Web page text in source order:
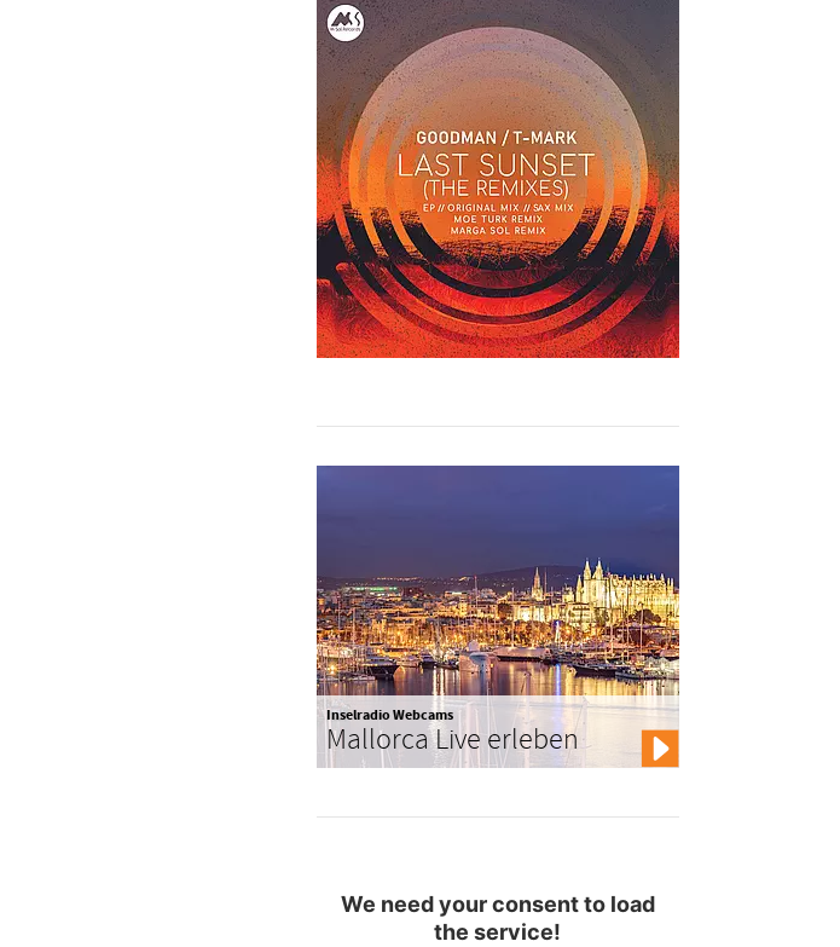
Inselradio Webcams
Mallorca Live erleben
We need your consent to load
the service!